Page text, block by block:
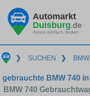
Automarkt
Duisburg.de
Autos einfach finden
❯ SUCHEN ❯ BMW
gebrauchte BMW 740
BMW 740